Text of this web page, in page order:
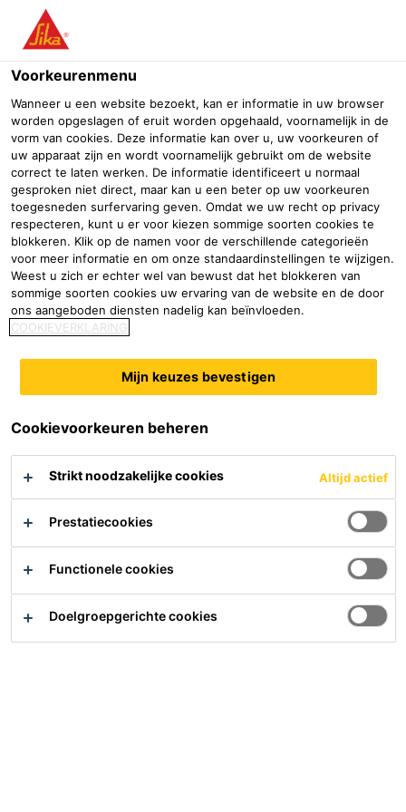
Menu
Scheuren & kleine schades
Professionele bouwhandel Verfgroothandel Afbouw &
Een greep uit het assortiment
Sikadur®-31+
verlijming en betonreparatie
met laag VOS gehalte
Sikadur®-61
2-componenten flexibele
Epoxy-PU lijm
Sikadur®-52 Injection
Normal
Epoxy injectiehars met lage
viscositeit - normale potlife
PDS
Voorkeurenmenu
Wanneer u een website bezoekt, kan er informatie in uw browser
worden opgeslagen of eruit worden opgehaald, voornamelijk in de
vorm van cookies. Deze informatie kan over u, uw voorkeuren of
uw apparaat zijn en wordt voornamelijk gebruikt om de website
correct te laten werken. De informatie identificeert u normaal
gesproken niet direct, maar kan u een beter op uw voorkeuren
toegesneden surfervaring geven. Omdat we uw recht op privacy
respecteren, kunt u er voor kiezen sommige soorten cookies te
blokkeren. Klik op de namen voor de verschillende categorieën
voor meer informatie en om onze standaardinstellingen te wijzigen.
Weest u zich er echter wel van bewust dat het blokkeren van
sommige soorten cookies uw ervaring van de website en de door
ons aangeboden diensten nadelig kan beïnvloeden.
COOKIEVERKLARING
Mijn keuzes bevestigen
Cookievoorkeuren beheren
Strikt noodzakelijke cookies Altijd actief
Prestatiecookies
Functionele cookies
Doelgroepgerichte cookies